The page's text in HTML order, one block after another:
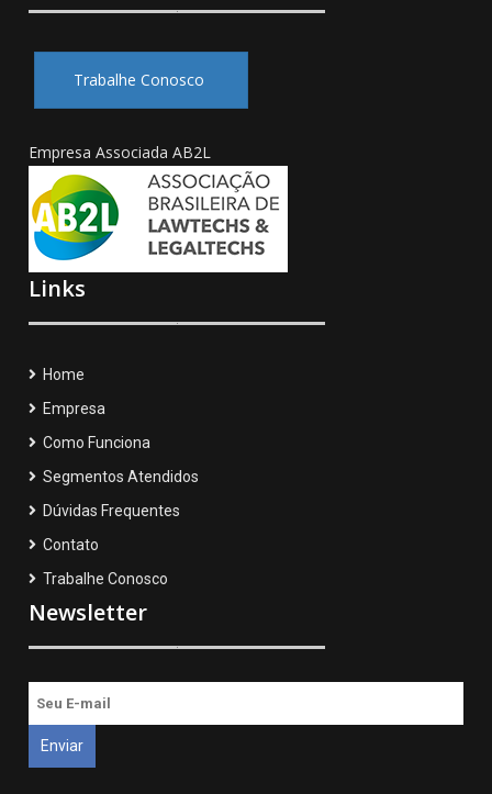
Trabalhe Conosco
Empresa Associada AB2L
Links
Home
Empresa
Como Funciona
Segmentos Atendidos
Dúvidas Frequentes
Contato
Trabalhe Conosco
Newsletter